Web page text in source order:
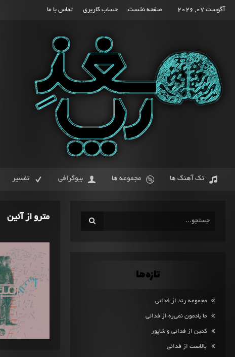
آگوست 07, 2026 صفحه نخست حساب کاربری تماس با ما
تک آهنگ ها مجموعه ها بیوگرافی تفسیر
مترو از آئین
تازه‌ها
مجموعه رند از فدائی
ما یادمون نمی‌ره از فدائی
کمین از فدائی و شاپور
بالاست از فدائی